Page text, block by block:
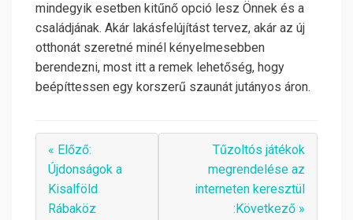
mindegyik esetben kitűnő opció lesz Önnek és a
családjának. Akár lakásfelújítást tervez, akár az új
otthonát szeretné minél kényelmesebben
berendezni, most itt a remek lehetőség, hogy
beépíttessen egy korszerű szaunát jutányos áron.
« Előző:
Újdonságok a
Kisalföld
Rábaköz
Tűzoltós játékok
megrendelése az
interneten keresztül
:Következő »